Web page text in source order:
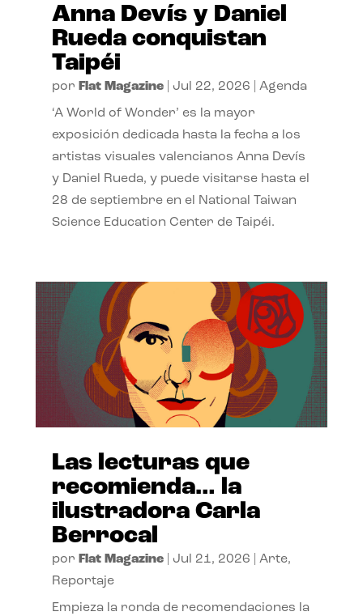
Anna Devís y Daniel
Rueda conquistan
Taipéi
por Flat Magazine| Jul 22, 2026 Agenda
‘A World of Wonder’ es la mayor
exposición dedicada hasta la fecha a los
artistas visuales valencianos Anna Devís
y Daniel Rueda, y puede visitarse hasta el
28 de septiembre en el National Taiwan
Science Education Center de Taipéi.
Las lecturas que
recomienda… la
ilustradora Carla
Berrocal
por Flat Magazine| Jul 21, 2026 Arte,
Reportaje
Empieza la ronda de recomendaciones la